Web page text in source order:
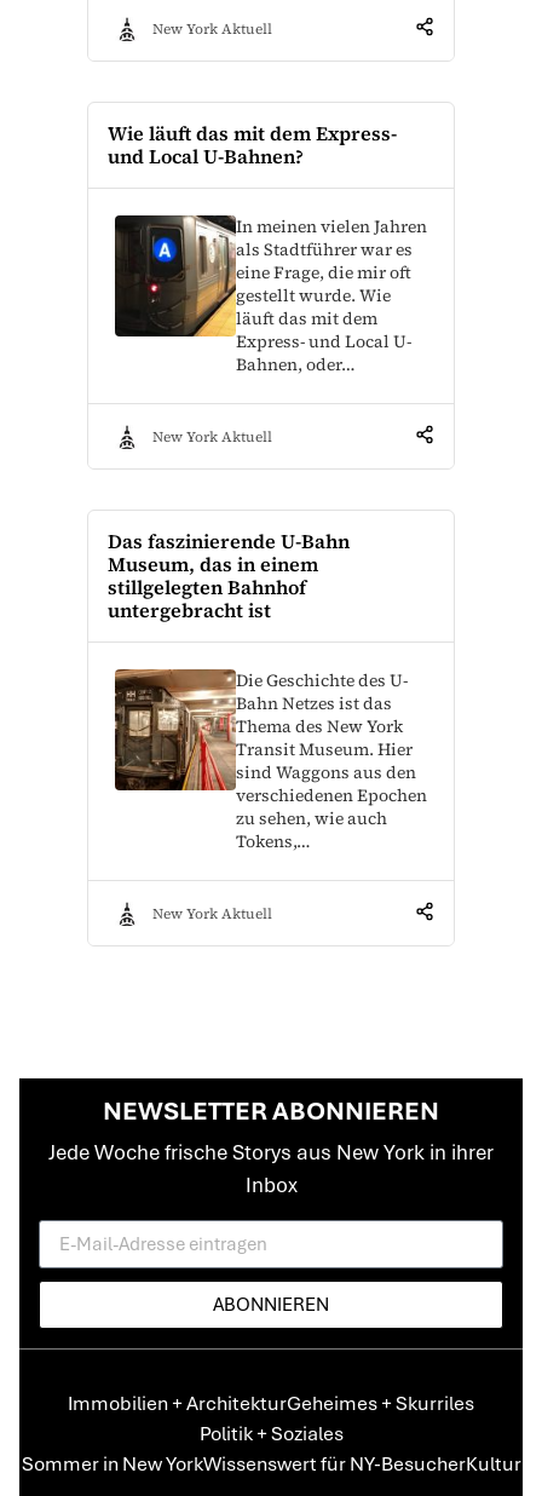
New York Aktuell
Wie läuft das mit dem Express-
und Local U-Bahnen?
In meinen vielen Jahren
als Stadtführer war es
eine Frage, die mir oft
gestellt wurde. Wie
läuft das mit dem
Express- und Local U-
Bahnen, oder…
New York Aktuell
Das faszinierende U-Bahn
Museum, das in einem
stillgelegten Bahnhof
untergebracht ist
Die Geschichte des U-
Bahn Netzes ist das
Thema des New York
Transit Museum. Hier
sind Waggons aus den
verschiedenen Epochen
zu sehen, wie auch
Tokens,…
New York Aktuell
NEWSLETTER ABONNIEREN
Jede Woche frische Storys aus New York in ihrer
Inbox
ABONNIEREN
Immobilien + ArchitekturGeheimes + Skurriles
Politik + Soziales
Sommer in New YorkWissenswert für NY-BesucherKultur